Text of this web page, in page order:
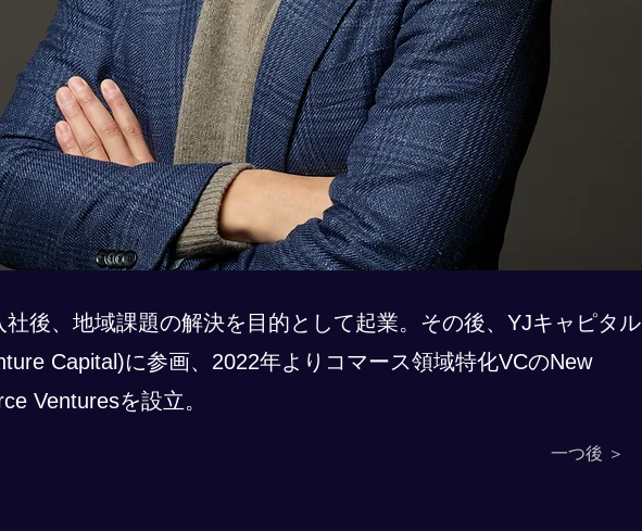
社後、地域課題の解決を目的として起業。その後、YJキャピタル
Capital)に参画、2022年よりコマース領域特化VCのNew
Venturesを設立。
一つ後 ＞